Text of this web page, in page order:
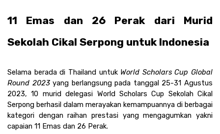
11 Emas dan 26 Perak dari Murid
Sekolah Cikal Serpong untuk Indonesia
Selama berada di Thailand untuk World Scholars Cup Global
Round 2023 yang berlangsung pada tanggal 25-31 Agustus
2023, 10 murid delegasi World Scholars Cup Sekolah Cikal
Serpong berhasil dalam merayakan kemampuannya di berbagai
kategori dengan raihan prestasi yang mengagumkan yakni
capaian 11 Emas dan 26 Perak.